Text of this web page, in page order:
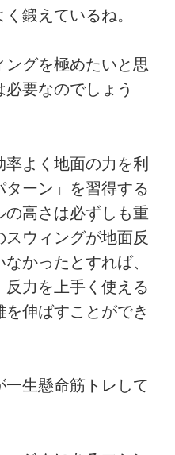
鍛えているね。
グを極めたいと思
要なのでしょう
よく地面の力を利
ーン」を習得する
の高さは必ずしも重
ウィングが地面反
かったとすれば、
力を上手く使える
伸ばすことができ
生懸命筋トレして